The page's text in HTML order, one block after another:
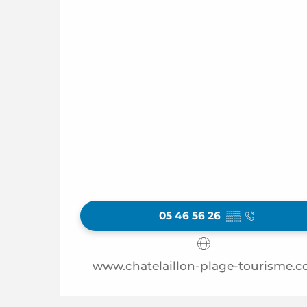
05 46 56 26 ▒▒
www.chatelaillon-plage-